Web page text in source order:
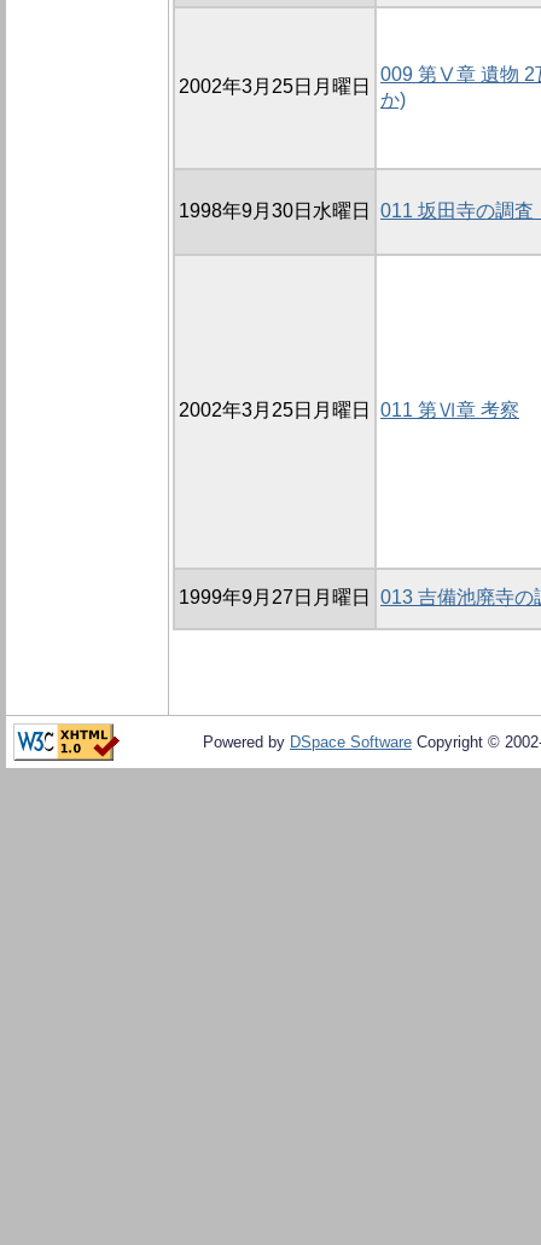
2002年3月25日月曜日
009 第Ⅴ章 遺物 2
か)
1998年9月30日水曜日 011 坂田寺の調
2002年3月25日月曜日 011 第Ⅵ章 考察
1999年9月27日月曜日 013 吉備池廃寺
Powered by DSpace Software Copyright ©